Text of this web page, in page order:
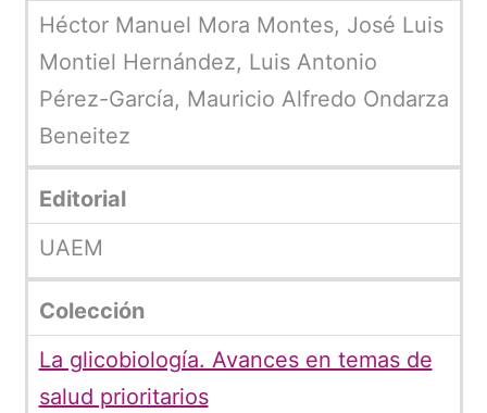
Héctor Manuel Mora Montes, José Luis
Montiel Hernández, Luis Antonio
Pérez-García, Mauricio Alfredo Ondarza
Beneitez
Editorial
UAEM
Colección
La glicobiología. Avances en temas de
salud prioritarios